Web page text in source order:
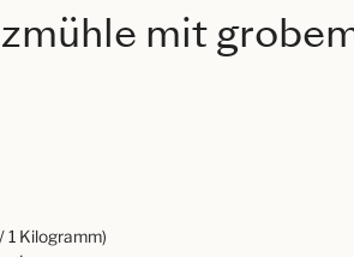
mit
1 Kilogramm)